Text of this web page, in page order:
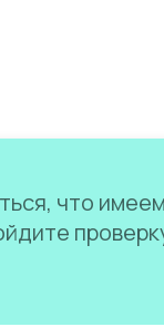
что